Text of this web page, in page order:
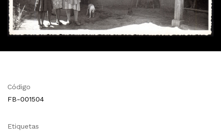
Código
FB-001504
Etiquetas